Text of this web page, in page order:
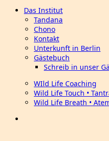
Das Institut
Tandana
Chono
Kontakt
Unterkunft in Berlin
Gästebuch
Schreib in unser
WIld Life Coaching
Wild Life Touch •
Wild Life Breath •